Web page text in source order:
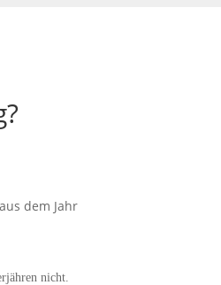
dem Jahr
nicht.